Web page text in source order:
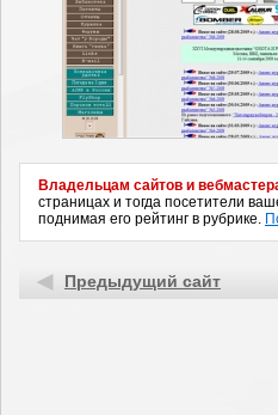
Владельцам сайтов и
страницах и тогда посетители
поднимая его рейтинг в рубрике.
Предыдущий сайт